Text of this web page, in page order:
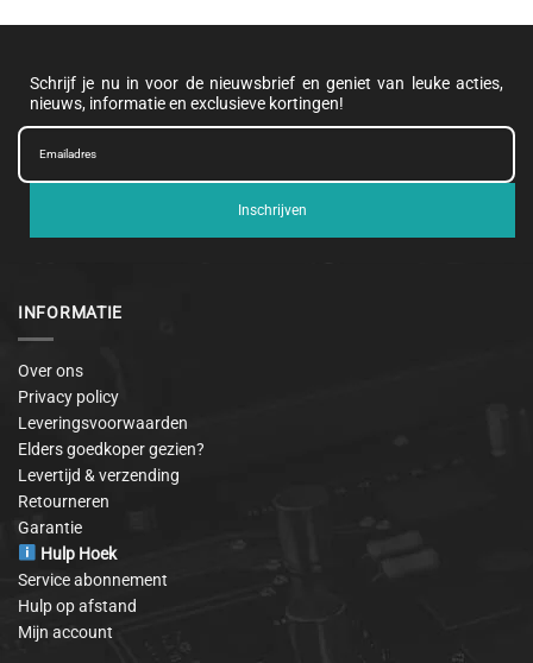
Schrijf je nu in voor de nieuwsbrief en geniet van leuke acties,
nieuws, informatie en exclusieve kortingen!
Inschrijven
INFORMATIE
Over ons
Privacy policy
Leveringsvoorwaarden
Elders goedkoper gezien?
Levertijd & verzending
Retourneren
Garantie
Hulp Hoek
Service abonnement
Hulp op afstand
Mijn account